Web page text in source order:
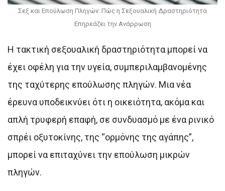
Σεξ και Επούλωση Πληγών: Πώς η Σεξουαλική Δραστηριότητα
Επηρεάζει την Ανάρρωση
Η τακτική σεξουαλική δραστηριότητα μπορεί να
έχει οφέλη για την υγεία, συμπεριλαμβανομένης
της ταχύτερης επούλωσης πληγών. Μια νέα
έρευνα υποδεικνύει ότι η οικειότητα, ακόμα και
απλή τρυφερή επαφή, σε συνδυασμό με ένα ρινικό
σπρέι οξυτοκίνης, της “ορμόνης της αγάπης”,
μπορεί να επιταχύνει την επούλωση μικρών
πληγών.